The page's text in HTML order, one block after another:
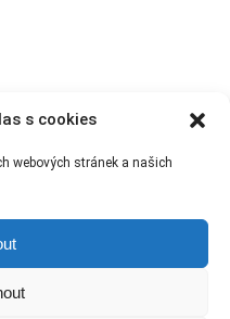
s cookies
webových stránek a našich